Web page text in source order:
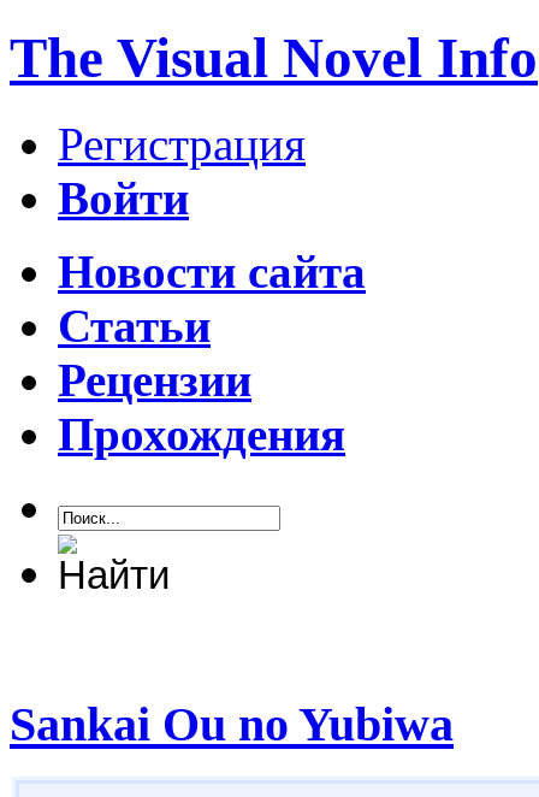
The Visual Novel Info
Регистрация
Войти
Новости сайта
Статьи
Рецензии
Прохождения
Sankai Ou no Yubiwa